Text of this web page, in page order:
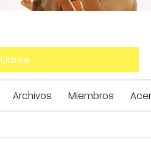
Unirse
Archivos Miembros